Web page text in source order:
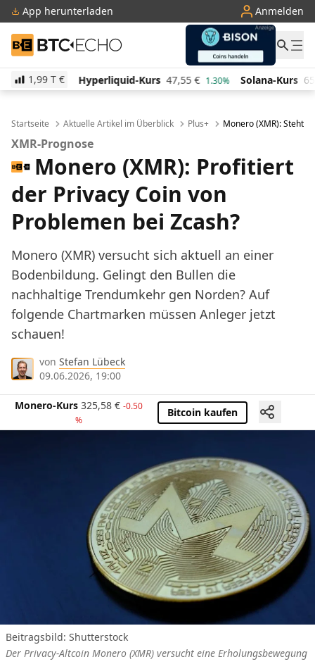
App herunterladen Anmelden
BTC-ECHO
1,99 T €
Kurs 47,55 € 1.30% Solana-Kurs 65,89 € 3.10%
Startseite Aktuelle Artikel im Überblick Plus+ Monero (XMR): Steht
XMR-Prognose
Monero (XMR): Profitiert
der Privacy Coin von
Problemen bei Zcash?
Monero (XMR) versucht sich aktuell an einer
Bodenbildung. Gelingt den Bullen die
nachhaltige Trendumkehr gen Norden? Auf
folgende Chartmarken müssen Anleger jetzt
schauen!
von Stefan Lübeck
09.06.2026, 19:00
Monero-Kurs 325,58 € -0.50
%
Bitcoin kaufen
Beitragsbild: Shutterstock
Der Privacy-Altcoin Monero (XMR) versucht eine Erholungsbewegung